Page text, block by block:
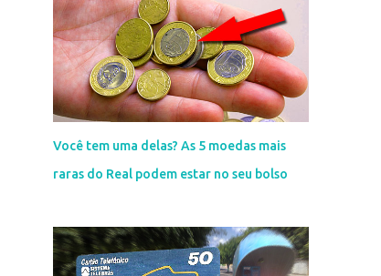
Você tem uma delas? As 5 moedas mais
raras do Real podem estar no seu bolso